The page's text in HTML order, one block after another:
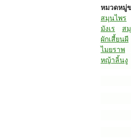
หมวดหมู่
สมุนไพร
มังเร
ส
ผักเสี้ยนผี
ไมยราพ
หญ้าลิ้นงู